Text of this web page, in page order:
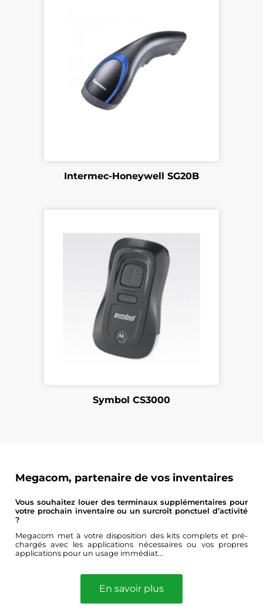
Intermec-Honeywell SG20B
Symbol CS3000
Megacom, partenaire de vos inventaires
Vous souhaitez louer des terminaux supplémentaires pour
votre prochain inventaire ou un surcroît ponctuel d’activité
?
Megacom met à votre disposition des kits complets et pré-
chargés avec les applications nécessaires ou vos propres
applications pour un usage immédiat...
En savoir plus